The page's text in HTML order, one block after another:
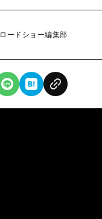
ロードショー編集部